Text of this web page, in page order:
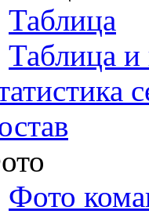
Таблица
Таблица и
Фото